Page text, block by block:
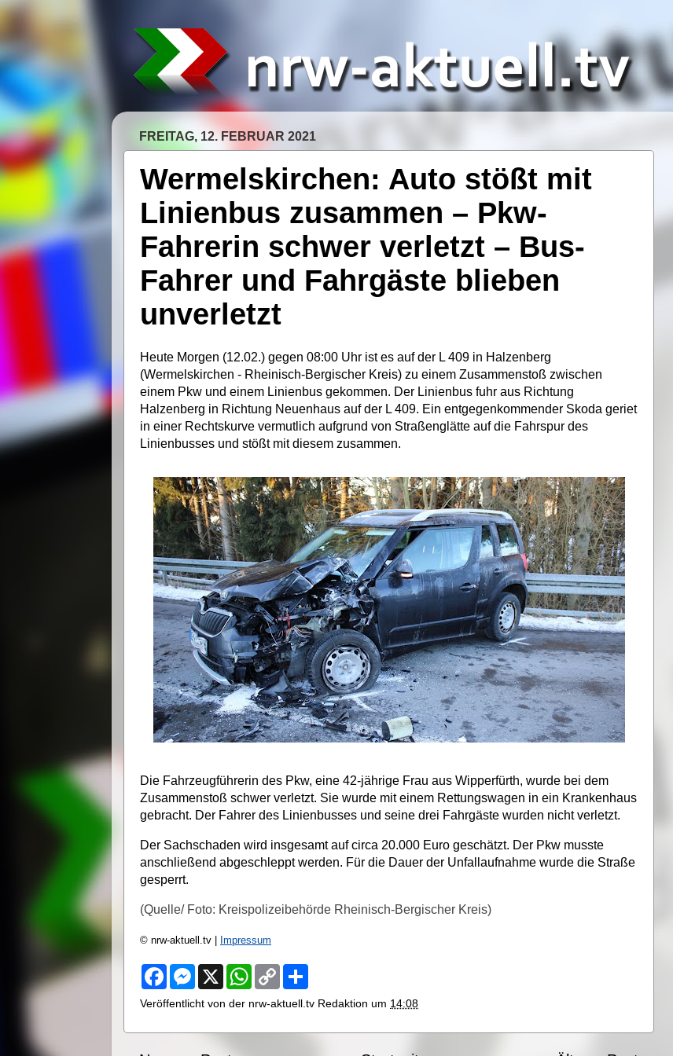
FREITAG, 12. FEBRUAR 2021
Wermelskirchen: Auto stößt mit
Linienbus zusammen – Pkw-
Fahrerin schwer verletzt – Bus-
Fahrer und Fahrgäste blieben
unverletzt
Heute Morgen (12.02.) gegen 08:00 Uhr ist es auf der L 409 in Halzenberg
(Wermelskirchen - Rheinisch-Bergischer Kreis) zu einem Zusammenstoß zwischen
einem Pkw und einem Linienbus gekommen. Der Linienbus fuhr aus Richtung
Halzenberg in Richtung Neuenhaus auf der L 409. Ein entgegenkommender Skoda geriet
in einer Rechtskurve vermutlich aufgrund von Straßenglätte auf die Fahrspur des
Linienbusses und stößt mit diesem zusammen.
Die Fahrzeugführerin des Pkw, eine 42-jährige Frau aus Wipperfürth, wurde bei dem
Zusammenstoß schwer verletzt. Sie wurde mit einem Rettungswagen in ein Krankenhaus
gebracht. Der Fahrer des Linienbusses und seine drei Fahrgäste wurden nicht verletzt.
Der Sachschaden wird insgesamt auf circa 20.000 Euro geschätzt. Der Pkw musste
anschließend abgeschleppt werden. Für die Dauer der Unfallaufnahme wurde die Straße
gesperrt.
(Quelle/ Foto: Kreispolizeibehörde Rheinisch-Bergischer Kreis)
© nrw-aktuell.tv | Impressum
F
e
o
M
s
n
X
W
t
A
C
y
i
r
Veröffentlicht von der nrw-aktuell.tv Redaktion um 14:08